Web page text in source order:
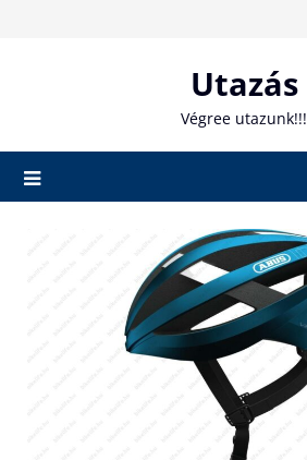
Utazás
Végree utazunk!!!